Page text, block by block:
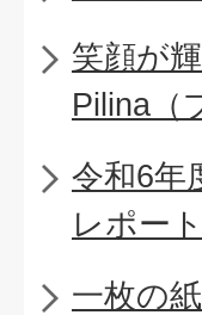
笑顔が
Pilina（
令和6年
レポート
一枚の